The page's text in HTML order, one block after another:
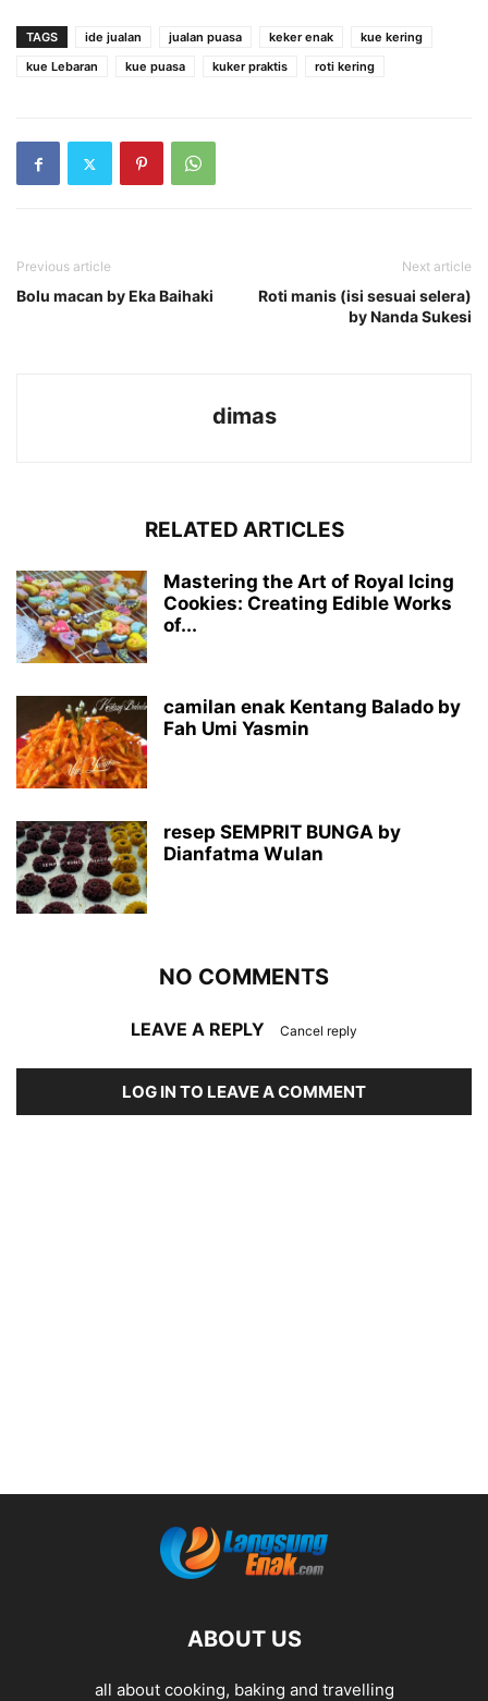
TAGS ide jualan jualan puasa keker enak
kue kering
kue Lebaran
kue puasa kuker praktis roti kering
Previous article
Bolu macan by Eka Baihaki
Next article
Roti manis (isi sesuai selera)
by Nanda Sukesi
dimas
RELATED ARTICLES
Mastering the Art of Royal Icing
Cookies: Creating Edible Works
of...
camilan enak Kentang Balado by
Fah Umi Yasmin
resep SEMPRIT BUNGA by
Dianfatma Wulan
NO COMMENTS
LEAVE A REPLY Cancel reply
LOG IN TO LEAVE A COMMENT
ABOUT US
all about cooking, baking and travelling